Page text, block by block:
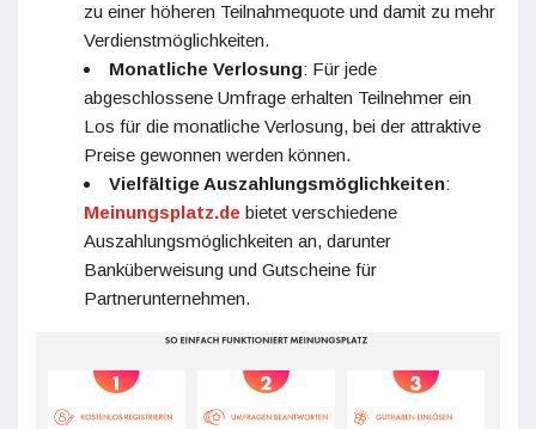
zu einer höheren Teilnahmequote und damit zu mehr
Verdienstmöglichkeiten.
Monatliche Verlosung: Für jede
abgeschlossene Umfrage erhalten Teilnehmer ein
Los für die monatliche Verlosung, bei der attraktive
Preise gewonnen werden können.
Vielfältige Auszahlungsmöglichkeiten:
Meinungsplatz.de bietet verschiedene
Auszahlungsmöglichkeiten an, darunter
Banküberweisung und Gutscheine für
Partnerunternehmen.